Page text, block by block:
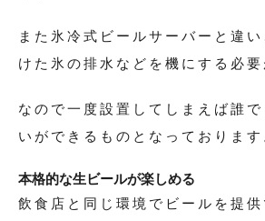
また氷冷式ビールサーバーと違
けた氷の排水などを機にする必要
なので一度設置してしまえば誰
いができるものとなっております
本格的な生ビールが楽しめる
飲食店と同じ環境でビールを提